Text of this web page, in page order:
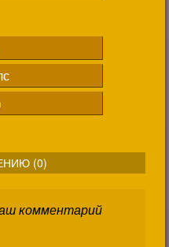
(0)
комментарий